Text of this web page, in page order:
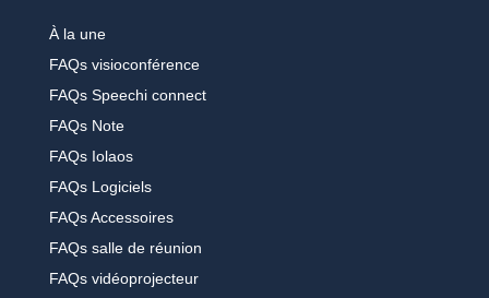
À la une
FAQs visioconférence
FAQs Speechi connect
FAQs Note
FAQs Iolaos
FAQs Logiciels
FAQs Accessoires
FAQs salle de réunion
FAQs vidéoprojecteur